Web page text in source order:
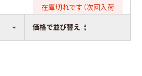
価格で並び替え
在庫切れです（次回入荷